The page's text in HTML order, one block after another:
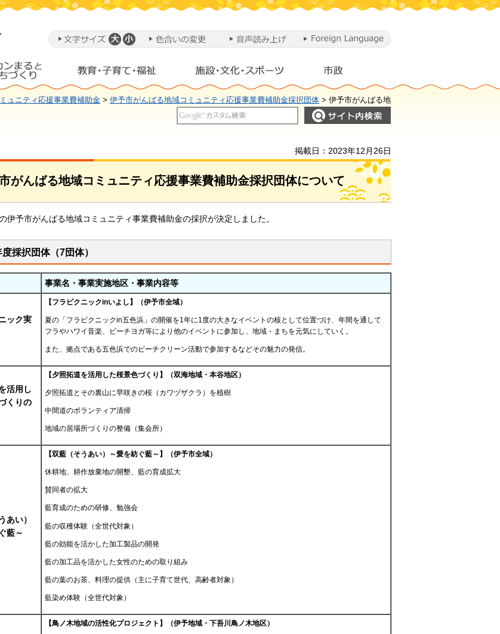
ュニティ応援事業費補助金 > 伊予市がんばる地域コミュニティ応援事業費補助金採択団体 > 伊予市がんばる地
掲載日：2023年12月26日
がんばる地域コミュニティ応援事業費補助金採択団体について
伊予市がんばる地域コミュニティ事業費補助金の採択が決定しました。
採択団体（7団体）
事業名・事業実施地区・事業内容等
ック実
【フラピクニックinいよし】（伊予市全域）
夏の「フラピクニックin五色浜」の開催を1年に1度の大きなイベントの核として位置づけ、年間を通して
フラやハワイ音楽、ビーチヨガ等により他のイベントに参加し、地域・まちを元気にしていく。
また、拠点である五色浜でのビーチクリーン活動で参加するなどその魅力の発信。
活用し
くりの
【夕照拓道を活用した桜景色づくり】（双海地域・本谷地区）
夕照拓道とその裏山に早咲きの桜（カワヅザクラ）を植樹
中間道のボランティア清掃
地域の居場所づくりの整備（集会所）
あい）
藍～
【双藍（そうあい）～愛を紡ぐ藍～】（伊予市全域）
休耕地、耕作放棄地の開墾、藍の育成拡大
賛同者の拡大
藍育成のための研修、勉強会
藍の収穫体験（全世代対象）
藍の効能を活かした加工製品の開発
藍の加工品を活かした女性のための取り組み
藍の葉のお茶、料理の提供（主に子育て世代、高齢者対象）
藍染め体験（全世代対象）
【鳥ノ木地域の活性化プロジェクト】（伊予地域・下吾川鳥ノ木地区）